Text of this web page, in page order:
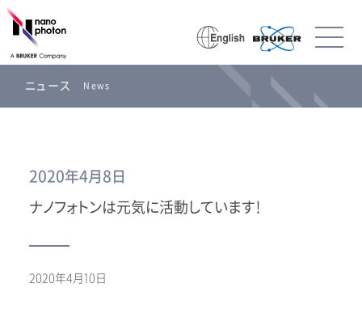
ニュース News
2020年4月8日
ナノフォトンは元気に活動しています！
2020年4月10日